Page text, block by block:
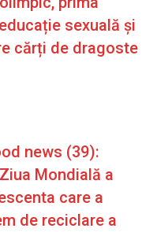
sexuală și
cărți de dragoste
news (39):
Mondială a
care a
de reciclare a